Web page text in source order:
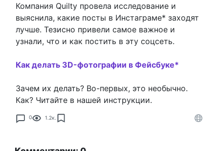
Компания Quilty провела исследование и
выяснила, какие посты в Инстаграме* заходят
лучше. Тезисно привели самое важное и
узнали, что и как постить в эту соцсеть.
Как делать 3D-фотографии в Фейсбуке*
Зачем их делать? Во-первых, это необычно.
Как? Читайте в нашей инструкции.
0 1.2к.